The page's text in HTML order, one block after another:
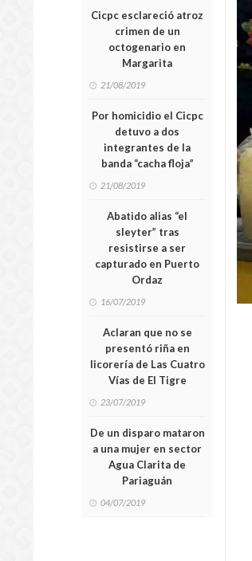
Cicpc esclareció atroz
crimen de un
octogenario en
Margarita
21/08/2019
Por homicidio el Cicpc
detuvo a dos
integrantes de la
banda “cacha floja”
21/08/2019
Abatido alias “el
sleyter” tras
resistirse a ser
capturado en Puerto
Ordaz
16/07/2019
Aclaran que no se
presentó riña en
licorería de Las Cuatro
Vías de El Tigre
23/07/2019
De un disparo mataron
a una mujer en sector
Agua Clarita de
Pariaguán
04/07/2019